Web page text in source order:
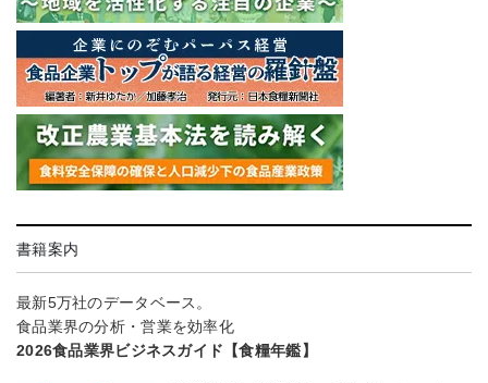
書籍案内
最新5万社のデータベース。
食品業界の分析・営業を効率化
2026食品業界ビジネスガイド【食糧年鑑】